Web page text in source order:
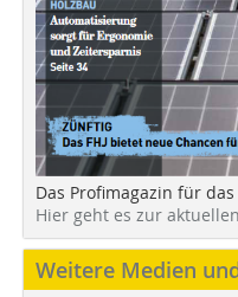
Das Profimagazin für
Hier geht es zur
Weitere Medien